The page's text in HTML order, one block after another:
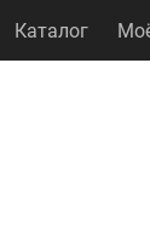
Каталог